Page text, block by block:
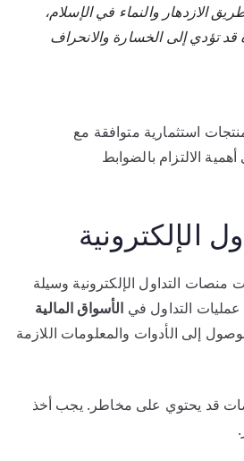
الازدهار والنماء في الإسلام،
قد تؤدي إلى الخسارة والانحراف
استثمارية متوافقة مع
الالتزام بالضوابط
الإلكترونية
التداول الإلكترونية وسيلة
التداول في الأسواق المالية
إلى الأدوات والمعلومات اللازمة
قد يحتوي على مخاطر. يجب أخذ